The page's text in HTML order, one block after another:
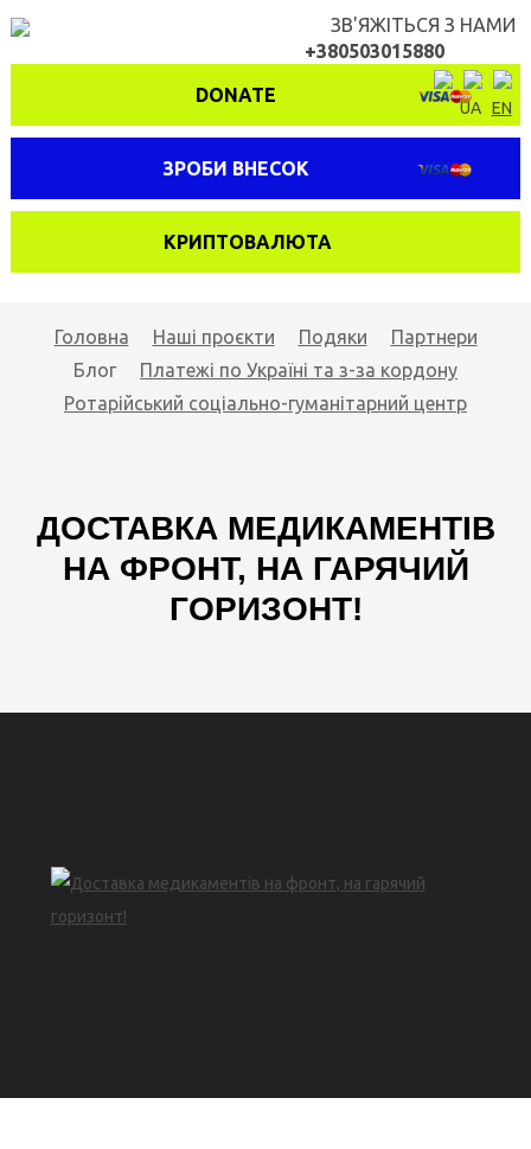
DONATE
ЗРОБИ ВНЕСОК
КРИПТОВАЛЮТА
ЗВ'ЯЖІТЬСЯ З НАМИ
+380503015880
UA EN
Головна Наші проєкти Подяки
Партнери
Блог
Платежі по Україні та з-за кордону
Ротарійський соціально-гуманітарний центр
ДОСТАВКА МЕДИКАМЕНТІВ
НА ФРОНТ, НА ГАРЯЧИЙ
ГОРИЗОНТ!